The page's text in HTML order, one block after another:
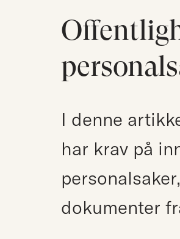
I denne
har krav på
dokumenter